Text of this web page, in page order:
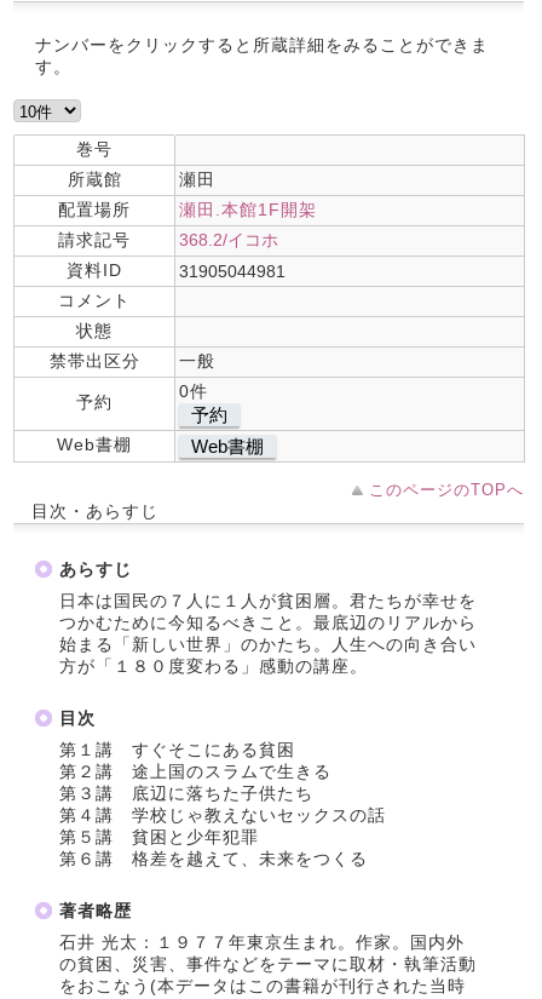
ナンバーをクリックすると所蔵詳細をみることができま
す。
巻号
所蔵館
瀬田
配置場所
瀬田.本館1F開架
請求記号
368.2/イコホ
資料ID
31905044981
コメント
状態
禁帯出区分
一般
予約
0件
予約
Web書棚 Web書棚
このページのTOPへ
目次・あらすじ
あらすじ
日本は国民の７人に１人が貧困層。君たちが幸せを
つかむために今知るべきこと。最底辺のリアルから
始まる「新しい世界」のかたち。人生への向き合い
方が「１８０度変わる」感動の講座。
目次
第１講 すぐそこにある貧困
第２講 途上国のスラムで生きる
第３講 底辺に落ちた子供たち
第４講 学校じゃ教えないセックスの話
第５講 貧困と少年犯罪
第６講 格差を越えて、未来をつくる
著者略歴
石井 光太：１９７７年東京生まれ。作家。国内外
の貧困、災害、事件などをテーマに取材・執筆活動
をおこなう(本データはこの書籍が刊行された当時